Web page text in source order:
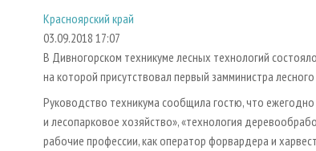
Красноярский край
03.09.2018 17:07
В Дивногорском техникуме лесных технологий
на которой присутствовал первый замминистра
Руководство техникума сообщила гостю, что
и лесопарковое хозяйство», «технология
рабочие профессии, как оператор форвардера и